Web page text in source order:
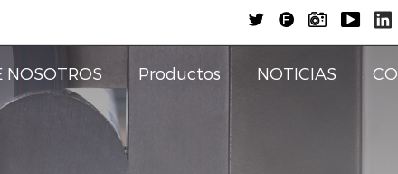
   
NOSOTROS Productos NOTICIAS